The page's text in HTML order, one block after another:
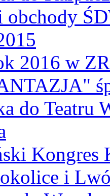
2016 w
do Teatru
Kongres
i